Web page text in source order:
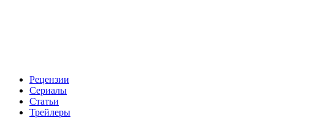
Рецензии
Сериалы
Статьи
Трейлеры